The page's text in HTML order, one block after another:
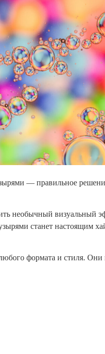
— правильное
необычный визуальный
станет настоящим
формата и стиля. Они